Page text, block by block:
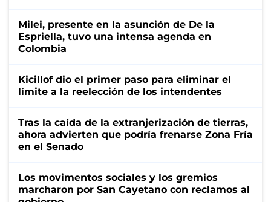
Milei, presente en la asunción de De la
Espriella, tuvo una intensa agenda en
Colombia
Kicillof dio el primer paso para eliminar el
límite a la reelección de los intendentes
Tras la caída de la extranjerización de tierras,
ahora advierten que podría frenarse Zona Fría
en el Senado
Los movimentos sociales y los gremios
marcharon por San Cayetano con reclamos al